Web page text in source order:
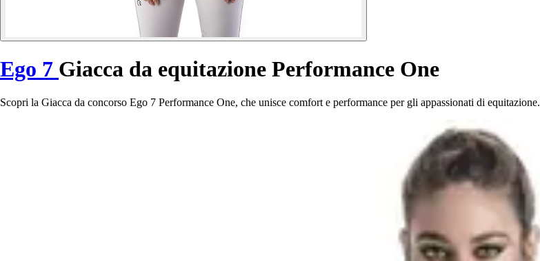
Ego 7 Giacca da equitazione Performance One
Scopri la Giacca da concorso Ego 7 Performance One, che unisce comfort e performance per gli appassionati di equitazione.